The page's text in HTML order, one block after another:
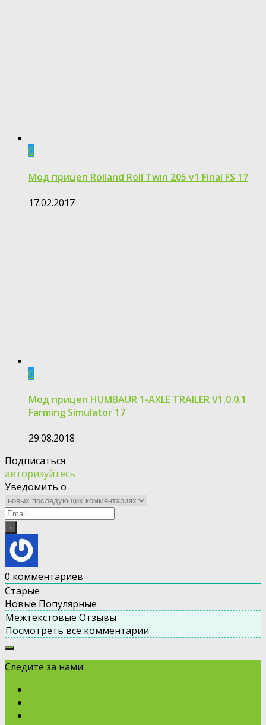
0
Мод прицеп Rolland Roll Twin 205 v1 Final FS 17
17.02.2017
0
Мод прицеп HUMBAUR 1-AXLE TRAILER V1.0.0.1
Farming Simulator 17
29.08.2018
Подписаться
авторизуйтесь
Уведомить о
0 комментариев
Старые
Новые Популярные
Межтекстовые Отзывы
Посмотреть все комментарии
Следите за нами: